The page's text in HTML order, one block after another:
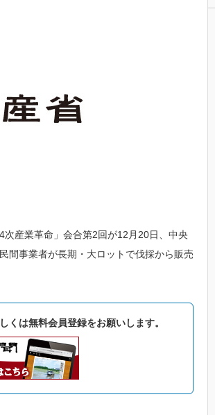
産業革命」会合第2回が12月20日、中央
間事業者が長期・大ロットで伐採から販売
くは無料会員登録をお願いします。